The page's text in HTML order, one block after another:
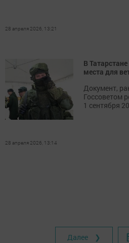
28 апреля 2026, 13:21
В
места для
Документ,
Госсоветом
1 сентября
28 апреля 2026, 13:14
Далее ❯